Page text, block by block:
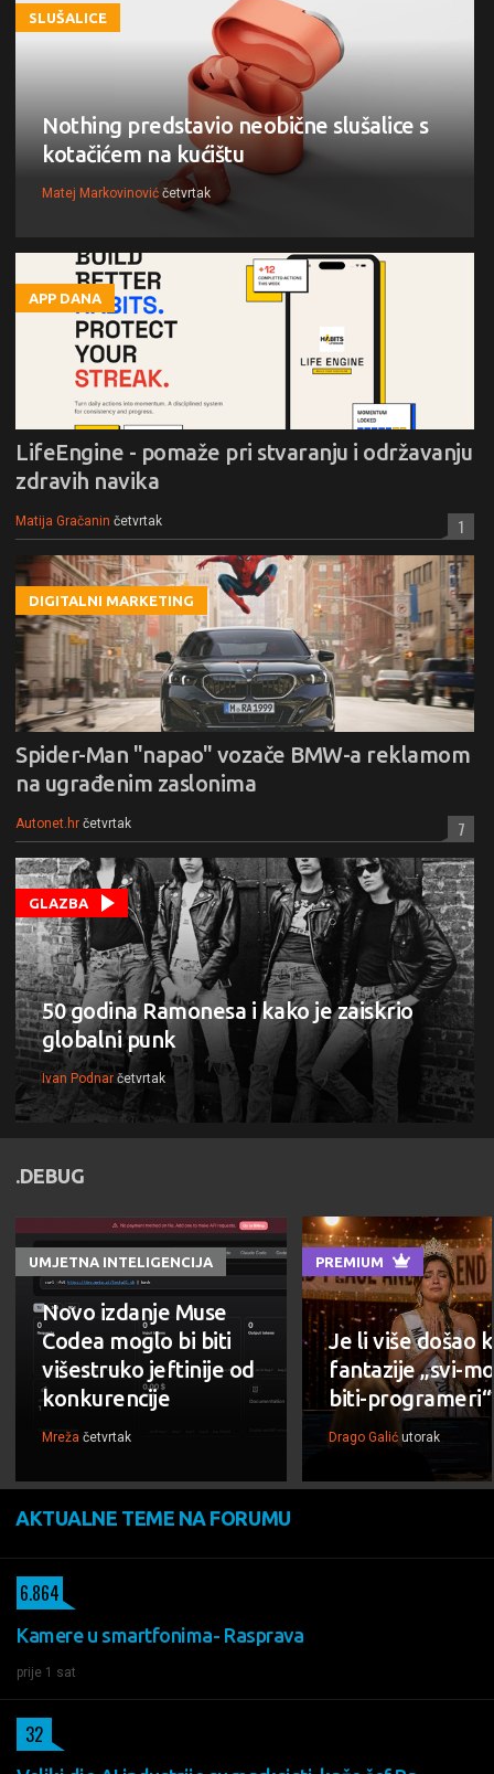
SLUŠALICE
Nothing predstavio neobične slušalice s
kotačićem na kućištu
Matej Markovinović četvrtak
APP DANA
LifeEngine - pomaže pri stvaranju i održavanju
zdravih navika
Matija Gračanin četvrtak 1
DIGITALNI MARKETING
Spider-Man "napao" vozače BMW-a reklamom
na ugrađenim zaslonima
Autonet.hr četvrtak 7
GLAZBA
50 godina Ramonesa i kako je zaiskrio
globalni punk
Ivan Podnar četvrtak
.DEBUG
UMJETNA INTELIGENCIJA
Novo izdanje Muse
Codea moglo bi biti
višestruko jeftinije od
konkurencije
Mreža četvrtak
PREMIUM
Je li više došao
fantazije „svi-
biti-
Drago Galić utorak
AKTUALNE TEME NA FORUMU
Kamere u smartfonima- Rasprava
prije 1 sat
6.864
32